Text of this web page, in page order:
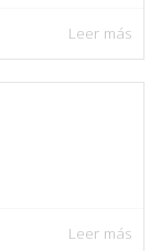
Leer más
Leer más